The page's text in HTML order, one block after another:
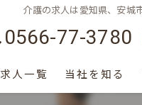
介護の求人は愛知県、安城
0566-77-3780
求人一覧 当社を知る